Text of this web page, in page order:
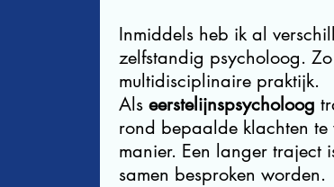
Inmiddels heb ik al
zelfstandig psycholoog.
multidisciplinaire praktijk.
Als eerstelijnspsycholoog
rond bepaalde klachten
manier. Een langer traject
samen besproken worden.